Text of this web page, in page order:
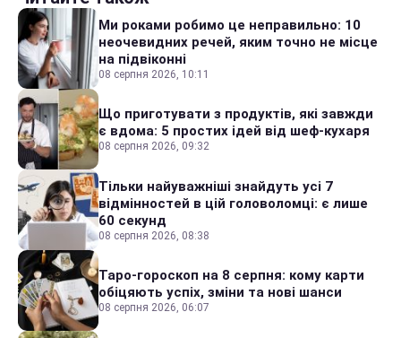
Ми роками робимо це неправильно: 10
неочевидних речей, яким точно не місце
на підвіконні
08 серпня 2026, 10:11
Що приготувати з продуктів, які завжди
є вдома: 5 простих ідей від шеф-кухаря
08 серпня 2026, 09:32
Тільки найуважніші знайдуть усі 7
відмінностей в цій головоломці: є лише
60 секунд
08 серпня 2026, 08:38
Таро-гороскоп на 8 серпня: кому карти
обіцяють успіх, зміни та нові шанси
08 серпня 2026, 06:07